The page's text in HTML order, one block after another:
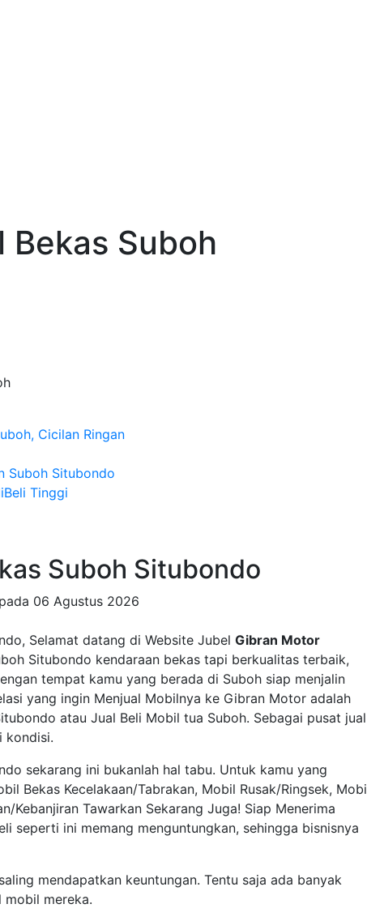
Bekas Suboh
Cicilan Ringan
Suboh Situbondo
Tinggi
Suboh Situbondo
06 Agustus 2026
Selamat datang di Website Jubel Gibran Motor
Situbondo kendaraan bekas tapi berkualitas terbaik,
tempat kamu yang berada di Suboh siap menjalin
yang ingin Menjual Mobilnya ke Gibran Motor adalah
atau Jual Beli Mobil tua Suboh. Sebagai pusat jual
kondisi.
sekarang ini bukanlah hal tabu. Untuk kamu yang
Bekas Kecelakaan/Tabrakan, Mobil Rusak/Ringsek,
Kebanjiran Tawarkan Sekarang Juga! Siap Menerima
seperti ini memang menguntungkan, sehingga bisnisnya
mendapatkan keuntungan. Tentu saja ada banyak
mobil mereka.